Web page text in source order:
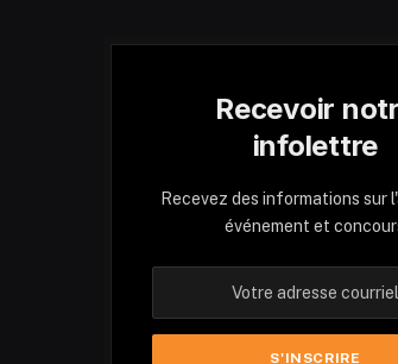
Recevoir
infolettre
Recevez des informations sur
événement et